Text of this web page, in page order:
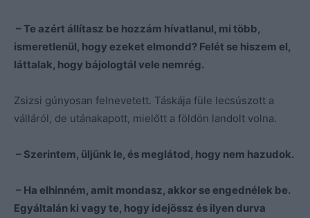
– Te azért állítasz be hozzám hívatlanul, mi több,
ismeretlenül, hogy ezeket elmondd? Felét se hiszem el,
láttalak, hogy bájologtál vele nemrég.
Zsizsi gúnyosan felnevetett. Táskája füle lecsúszott a
válláról, de utánakapott, mielőtt a földön landolt volna.
– Szerintem, üljünk le, és meglátod, hogy nem hazudok.
– Ha elhinném, amit mondasz, akkor se engednélek be.
Egyáltalán ki vagy te, hogy idejössz és ilyen durva